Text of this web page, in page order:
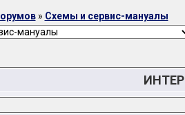
» Схемы и сервис-мануалы